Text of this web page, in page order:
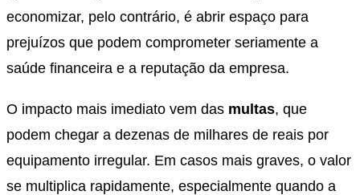
economizar, pelo contrário, é abrir espaço para
prejuízos que podem comprometer seriamente a
saúde financeira e a reputação da empresa.
O impacto mais imediato vem das multas, que
podem chegar a dezenas de milhares de reais por
equipamento irregular. Em casos mais graves, o valor
se multiplica rapidamente, especialmente quando a